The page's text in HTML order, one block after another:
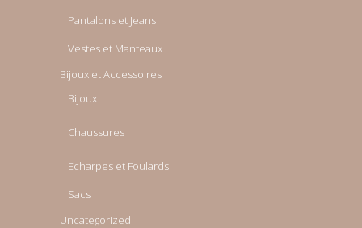
Pantalons et Jeans
Vestes et Manteaux
Bijoux et Accessoires
Bijoux
Chaussures
Echarpes et Foulards
Sacs
Uncategorized